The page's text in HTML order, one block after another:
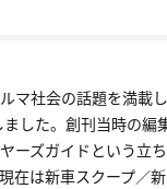
マ社会の話題を満載し
した。創刊当時の編
ーズガイドという立ち
在は新車スクープ／新